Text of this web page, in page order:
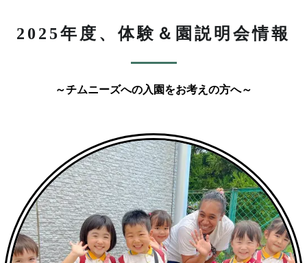
2025年度、体験＆園説明会情報
～チムニーズへの入園をお考えの方へ～